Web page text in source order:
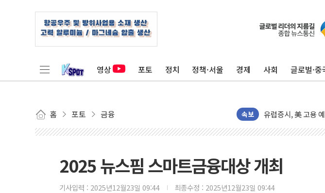
영상 포토 정치 정책·서울 경제 사회 글로벌·중
홈 포토 금융 속보
뉴욕증시, 고용 쇼
유럽증시, 美 고용
미 연준 매파 기세
트럼프, 백신·자폐
美 항소법원, 백악
이란 핵심 원유 수
2025 뉴스핌 스마트금융대상 개최
기사입력 : 2025년12월23일 09:44 최종수정 : 2025년12월23일 09:44